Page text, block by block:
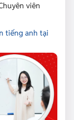
viên
tiếng anh tại